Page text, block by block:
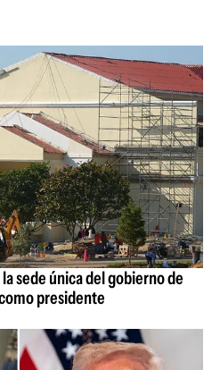
sede única del gobierno de
presidente